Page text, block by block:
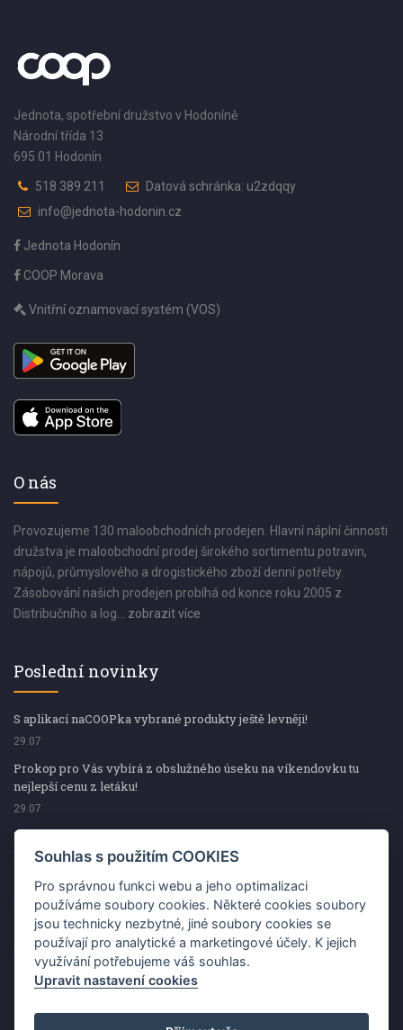
Jednota, spotřební družstvo v Hodoníně
Národní třída 13
695 01 Hodonín
518 389 211
Datová schránka: u2zdqqy
info@jednota-hodonin.cz
Jednota Hodonín
COOP Morava
Vnitřní oznamovací systém (VOS)
O nás
Provozujeme 130 maloobchodních prodejen. Hlavní náplní činnosti
družstva je maloobchodní prodej širokého sortimentu potravin,
nápojů, průmyslového a drogistického zboží denní potřeby.
Zásobování našich prodejen probíhá od konce roku 2005 z
Distribučního a log... zobrazit více
Poslední novinky
S aplikací naCOOPka vybrané produkty ještě levněji!
29.07
Prokop pro Vás vybírá z obslužného úseku na víkendovku tu
nejlepší cenu z letáku!
29.07
Prokop pro Vás vybírá z obslužného úseku na víkendovku tu
nejlepší cenu z letáku!
Kup špekáčky od Váhaly a vyhraj s naCOOPkou sekerku Fiskars
29.07
Prokop pro Vás vybírá na víkendovku ty nejlepší ceny z letáku!
29.07
Souhlas s použitím COOKIES
Pro správnou funkci webu a jeho optimalizaci
používáme soubory cookies. Některé cookies soubory
jsou technicky nezbytné, jiné soubory cookies se
používají pro analytické a marketingové účely. K jejich
využívání potřebujeme váš souhlas.
Upravit nastavení cookies